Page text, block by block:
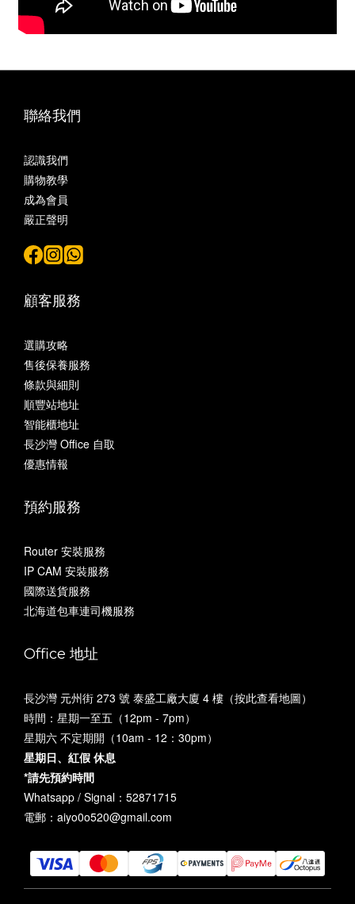
聯絡我們
認識我們
購物教學
成為會員
嚴正聲明
顧客服務
選購攻略
售後保養服務
條款與細則
順豐站地址
智能櫃地址
長沙灣 Office 自取
優惠情報
預約服務
Router 安裝服務
IP CAM 安裝服務
國際送貨服務
北海道包車連司機服務
Office 地址
長沙灣 元州街 273 號 泰盛工廠大廈 4 樓（按此查看地圖）
時間：星期一至五（12pm - 7pm）
星期六 不定期開（10am - 12：30pm）
星期日、紅假 休息
*請先預約時間
Whatsapp / Signal：52871715
電郵：aiyo0o520@gmail.com